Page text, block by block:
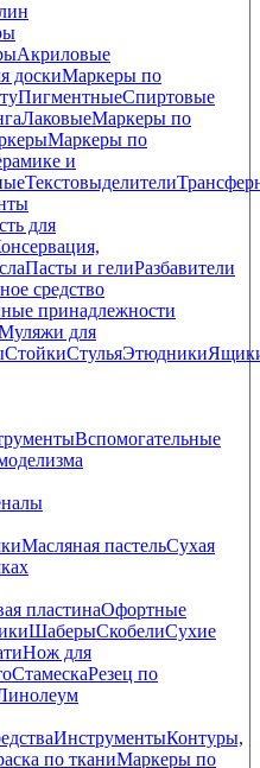
Акриловые
доскиМаркеры по
ПигментныеCпиртовые
ЛаковыеМаркеры по
Маркеры по
и
Текстовыделители
для
Пасты и гелиРазбавители
средство
принадлежности
для
СтойкиСтульяЭтюдники
Вспомогательные
Масляная пастельСухая
пластинаОфортные
ШаберыСкобелиСухие
Нож для
СтамескаРезец по
ИнструментыКонтуры,
по тканиМаркеры по